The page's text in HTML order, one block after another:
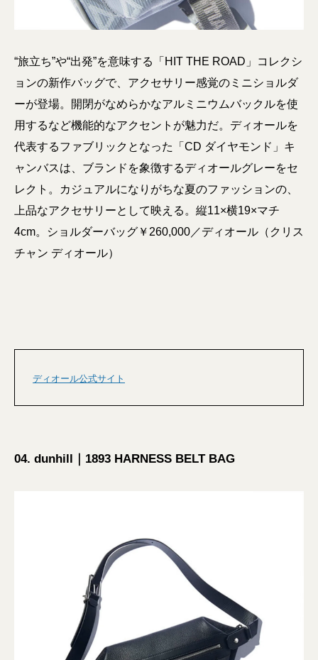
“旅立ち”や“出発”を意味する「HIT THE ROAD」コレクシ
ョンの新作バッグで、アクセサリー感覚のミニショルダ
ーが登場。開閉がなめらかなアルミニウムバックルを使
用するなど機能的なアクセントが魅力だ。ディオールを
代表するファブリックとなった「CD ダイヤモンド」キ
ャンバスは、ブランドを象徴するディオールグレーをセ
レクト。カジュアルになりがちな夏のファッションの、
上品なアクセサリーとして映える。縦11×横19×マチ
4cm。ショルダーバッグ￥260,000／ディオール（クリス
チャン ディオール）
ディオール公式サイト
04. dunhill｜1893 HARNESS BELT BAG